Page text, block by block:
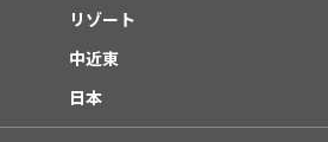
リゾート
中近東
日本